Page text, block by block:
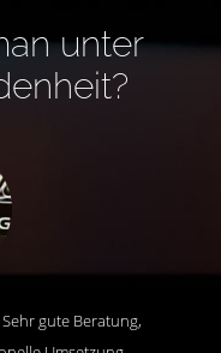
unter
gute Beratung,